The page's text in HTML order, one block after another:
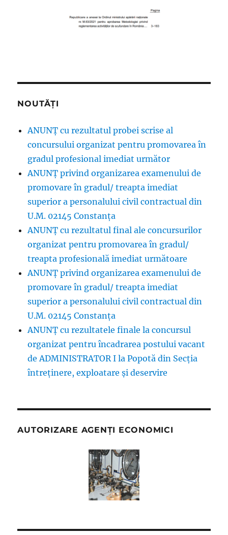
NOUTĂȚI
ANUNȚ cu rezultatul probei scrise al
concursului organizat pentru promovarea în
gradul profesional imediat următor
ANUNŢ privind organizarea examenului de
promovare în gradul/ treapta imediat
superior a personalului civil contractual din
U.M. 02145 Constanța
ANUNȚ cu rezultatul final ale concursurilor
organizat pentru promovarea în gradul/
treapta profesională imediat următoare
ANUNŢ privind organizarea examenului de
promovare în gradul/ treapta imediat
superior a personalului civil contractual din
U.M. 02145 Constanța
ANUNȚ cu rezultatele finale la concursul
organizat pentru încadrarea postului vacant
de ADMINISTRATOR I la Popotă din Secția
întreținere, exploatare și deservire
AUTORIZARE AGENȚI ECONOMICI